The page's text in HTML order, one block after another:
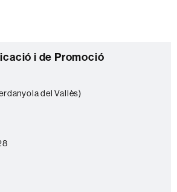
i de Promoció
del Vallès)